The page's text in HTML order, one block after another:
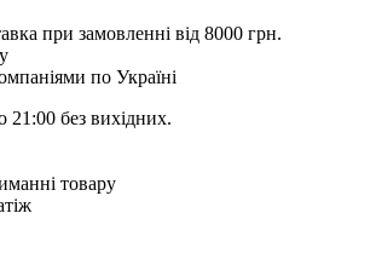
при замовленні від 8000 грн.
по Україні
без вихідних.
товару